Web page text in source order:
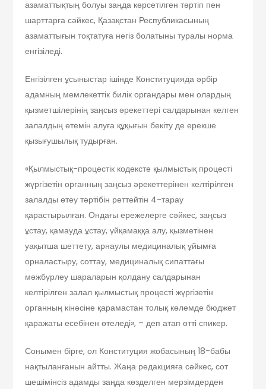
азаматтықтың болуы заңда көрсетілген тәртіп пен
шарттарға сәйкес, Қазақстан Республикасының
азаматтығын тоқтатуға негіз болатыны туралы норма
енгізіледі.
Енгізілген ұсыныстар ішінде Конституцияда әрбір
адамның мемлекеттік билік органдары мен олардың
қызметшілерінің заңсыз әрекеттері салдарынан келген
залалдың өтемін алуға құқығын бекіту де ерекше
қызығушылық тудырған.
«Қылмыстық-процестік кодексте қылмыстық процесті
жүргізетін органның заңсыз әрекеттерінен келтірілген
залалды өтеу тәртібін реттейтін 4-тарау
қарастырылған. Ондағы ережелерге сәйкес, заңсыз
ұстау, қамауда ұстау, үйқамаққа алу, қызметінен
уақытша шеттету, арнаулы медициналық ұйымға
орналастыру, соттау, медициналық сипаттағы
мәжбүрлеу шараларын қолдану салдарынан
келтірілген залал қылмыстық процесті жүргізетін
органның кінәсіне қарамастан толық көлемде бюджет
қаражаты есебінен өтеледі», – деп атап өтті спикер.
Сонымен бірге, ол Конституция жобасының 18-бабы
нақтыланғанын айтты. Жаңа редакцияға сәйкес, сот
шешімінсіз адамды заңда көзделген мерзімдерден